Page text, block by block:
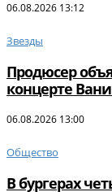
06.08.2026 13:12
Звезды
Продюсер
концерте
06.08.2026 13:00
Общество
В бургерах